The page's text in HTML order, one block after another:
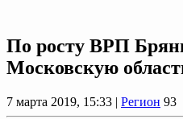
По росту ВРП
Московскую
7 марта 2019, 15:33 | Регион 93